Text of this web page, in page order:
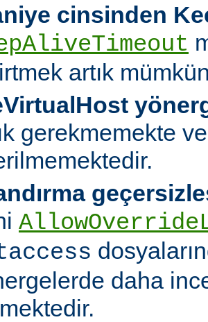
cinsinden
artık
gerekmemekte ve
daha